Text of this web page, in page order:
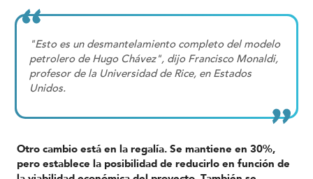
"Esto es un desmantelamiento completo del modelo
petrolero de Hugo Chávez", dijo Francisco Monaldi,
profesor de la Universidad de Rice, en Estados
Unidos.
Otro cambio está en la regalía. Se mantiene en 30%,
pero establece la posibilidad de reducirlo en función de